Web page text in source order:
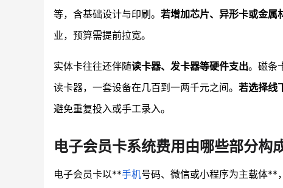
等，含基础设计与印刷。 若增加芯片、异形卡或金属
业，预算需提前拉宽。
实体卡往往还伴随读卡器、发卡器等硬件支出。磁条
读卡器，一套设备在几百到一两千元之间。 若选择线
避免重复投入或手工录入。
电子会员卡系统费用由哪些部分构
电子会员卡以**手机号码、微信或小程序为主载体**